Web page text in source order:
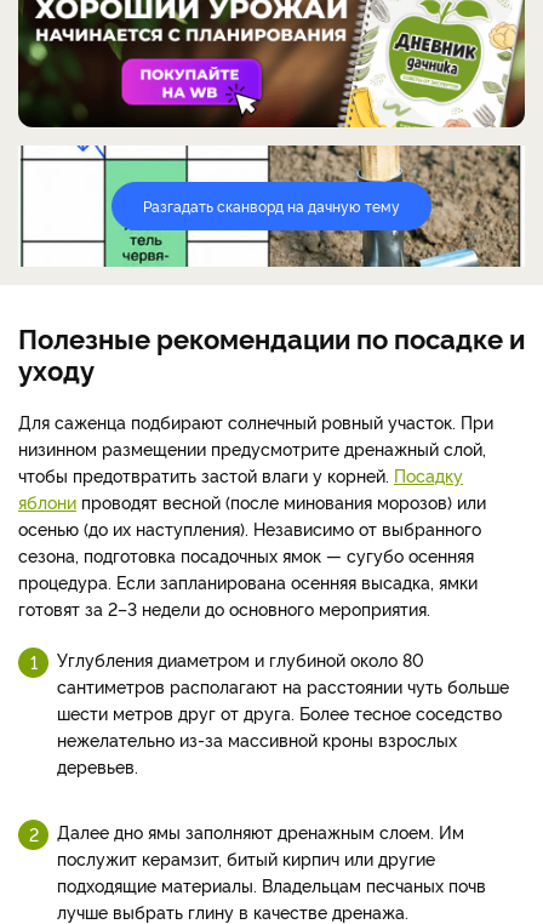
Разгадать сканворд на дачную тему
Полезные рекомендации по посадке и
уходу
Для саженца подбирают солнечный ровный участок. При
низинном размещении предусмотрите дренажный слой,
чтобы предотвратить застой влаги у корней. Посадку
яблони проводят весной (после минования морозов) или
осенью (до их наступления). Независимо от выбранного
сезона, подготовка посадочных ямок — сугубо осенняя
процедура. Если запланирована осенняя высадка, ямки
готовят за 2–3 недели до основного мероприятия.
Углубления диаметром и глубиной около 80
сантиметров располагают на расстоянии чуть больше
шести метров друг от друга. Более тесное соседство
нежелательно из-за массивной кроны взрослых
деревьев.
Далее дно ямы заполняют дренажным слоем. Им
послужит керамзит, битый кирпич или другие
подходящие материалы. Владельцам песчаных почв
лучше выбрать глину в качестве дренажа.